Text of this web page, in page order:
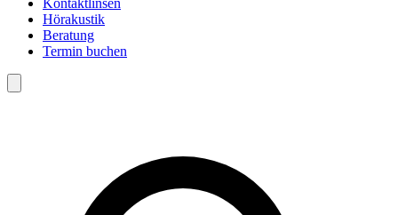
Kontaktlinsen
Hörakustik
Beratung
Termin buchen